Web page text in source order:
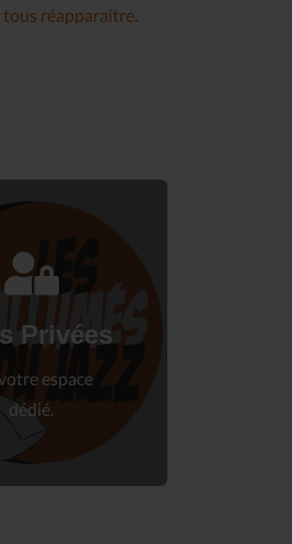
tous réapparaître.
Privées
espace
dédié.
vous
espace privé.